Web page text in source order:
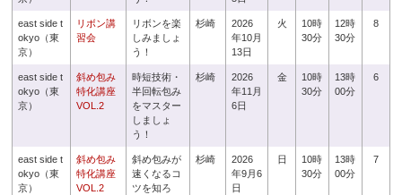
east side t
okyo（東
京）
リボン講
習会
リボンを楽
しみましょ
う！
杉崎
2026
年10月
13日
火
10時
30分
12時
30分
8
east side t
okyo（東
京）
斜め包み
特化講座
VOL.2
時短技術・
半回転包み
をマスター
しましょ
う！
杉崎
2026
年11月
6日
金
10時
30分
13時
00分
6
east side t
okyo（東
京）
斜め包み
特化講座
VOL.2
斜め包みが
速くなるコ
ツを知ろ
杉崎
2026
年9月6
日
日
10時
30分
13時
00分
7